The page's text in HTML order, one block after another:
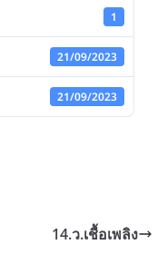
1
21/09/2023
21/09/2023
14.ว.เชื้อเพลิง